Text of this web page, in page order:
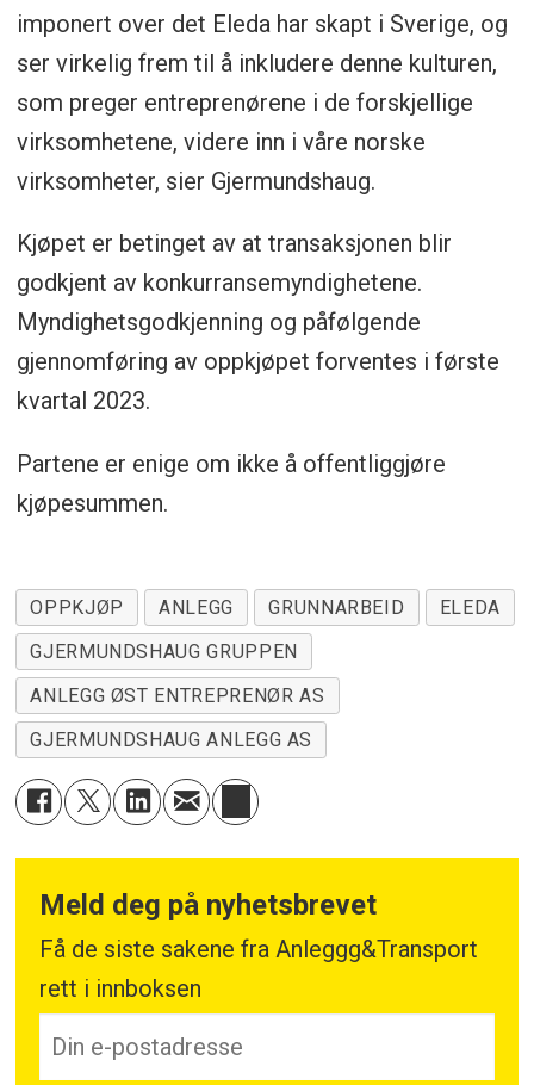
imponert over det Eleda har skapt i Sverige, og
ser virkelig frem til å inkludere denne kulturen,
som preger entreprenørene i de forskjellige
virksomhetene, videre inn i våre norske
virksomheter, sier Gjermundshaug.
Kjøpet er betinget av at transaksjonen blir
godkjent av konkurransemyndighetene.
Myndighetsgodkjenning og påfølgende
gjennomføring av oppkjøpet forventes i første
kvartal 2023.
Partene er enige om ikke å offentliggjøre
kjøpesummen.
OPPKJØP ANLEGG GRUNNARBEID
ELEDA
GJERMUNDSHAUG GRUPPEN
ANLEGG ØST ENTREPRENØR AS
GJERMUNDSHAUG ANLEGG AS
Meld deg på nyhetsbrevet
Få de siste sakene fra Anleggg&Transport
rett i innboksen